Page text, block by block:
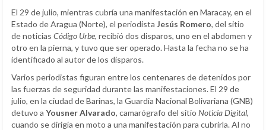
El 29 de julio, mientras cubría una manifestación en Maracay, en el
Estado de Aragua (Norte), el periodista Jesús Romero, del sitio
de noticias Código Urbe, recibió dos disparos, uno en el abdomen y
otro en la pierna, y tuvo que ser operado. Hasta la fecha no se ha
identificado al autor de los disparos.
Varios periodistas figuran entre los centenares de detenidos por
las fuerzas de seguridad durante las manifestaciones. El 29 de
julio, en la ciudad de Barinas, la Guardia Nacional Bolivariana (GNB)
detuvo a Yousner Alvarado, camarógrafo del sitio Noticia Digital,
cuando se dirigía en moto a una manifestación para cubrirla. Al no